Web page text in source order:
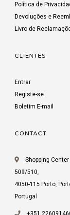
Política de
Devoluções e
Livro de
CLIENTES
Entrar
Registe-se
Boletim E-mail
CONTACT
Shopping
509/510,
4050-115 Porto,
Portugal
+351